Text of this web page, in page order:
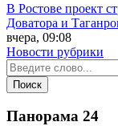
В Ростове проект
Доватора и
вчера, 09:08
Новости рубрики
Панорама 24